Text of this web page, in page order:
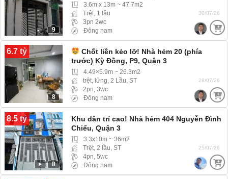
9
3.6m x 13m ~ 47.7m2
Trệt, 1 lầu
3pn 2wc
Đông nam
30/07/26
6.7 tỷ
8
Chốt liền kẻo lỡ! Nhà hẻm 20 (phía
trước) Kỳ Đồng, P9, Quận 3
4.49×5.9m ~ 26.3m2
trệt, lửng, 2 Lầu, ST
2pn, 3wc
Đông nam
28/07/26
8.5 tỷ
8
Khu dân trí cao! Nhà hẻm 404 Nguyễn Đình
Chiểu, Quận 3
3.3x10m ~ 36m2
Trệt, 2 lầu, ST
4pn, 5wc
Đông nam
25/07/26